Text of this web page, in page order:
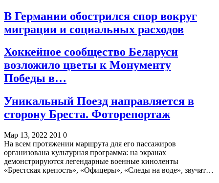
В Германии обострился спор вокруг
миграции и социальных расходов
Хоккейное сообщество Беларуси
возложило цветы к Монументу
Победы в…
Уникальный Поезд направляется в
сторону Бреста. Фоторепортаж
Мар 13, 2022 201 0
На всем протяжении маршрута для его пассажиров
организована культурная программа: на экранах
демонстрируются легендарные военные киноленты
«Брестская крепость», «Офицеры», «Следы на воде», звучат…